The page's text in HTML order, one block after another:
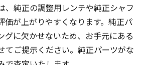
、純正の調整用レンチや純正シャフ
価が上がりやすくなります。純正パ
グに欠かせないため、お手元にある
てご提示ください。純正パーツがな